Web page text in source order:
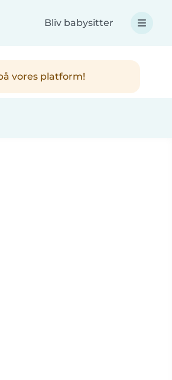
Bliv babysitter
vores platform!